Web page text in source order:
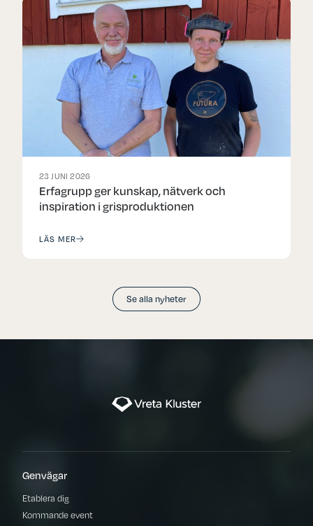
23 JUNI 2026
Erfagrupp ger kunskap, nätverk och
inspiration i grisproduktionen
LÄS MER
Se alla nyheter
Genvägar
Etablera dig
Kommande event